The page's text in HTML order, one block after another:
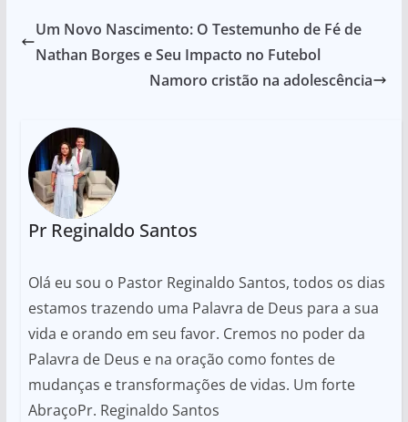
Um Novo Nascimento: O Testemunho de Fé de
Nathan Borges e Seu Impacto no Futebol
Namoro cristão na adolescência
Pr Reginaldo Santos
Olá eu sou o Pastor Reginaldo Santos, todos os dias
estamos trazendo uma Palavra de Deus para a sua
vida e orando em seu favor. Cremos no poder da
Palavra de Deus e na oração como fontes de
mudanças e transformações de vidas. Um forte
AbraçoPr. Reginaldo Santos